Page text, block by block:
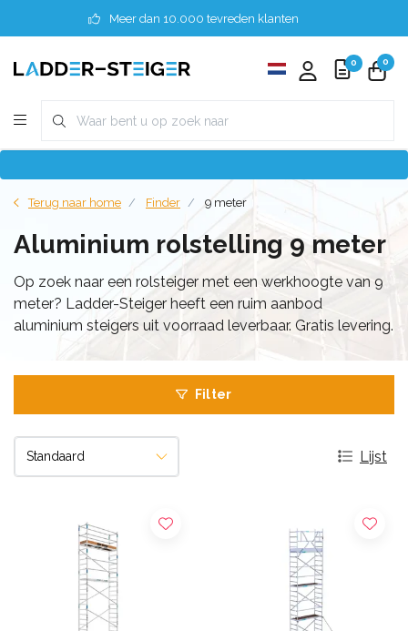
Meer dan 10.000 tevreden klanten
0 0
Terug naar home Finder 9 meter
Aluminium rolstelling 9 meter
Op zoek naar een rolsteiger met een werkhoogte van 9
meter? Ladder-Steiger heeft een ruim aanbod
aluminium steigers uit voorraad leverbaar. Gratis levering.
Filter
Lijst